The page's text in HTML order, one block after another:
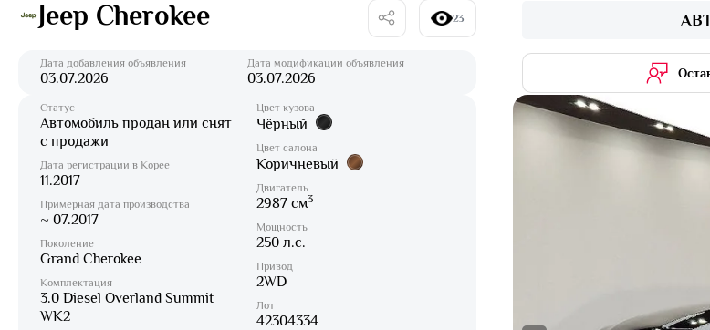
Jeep Cherokee 23
Дата добавления объявления
03.07.2026
Дата модификации объявления
03.07.2026
Статус
Автомобиль продан или снят
с продажи
Дата регистрации в Корее
11.2017
Примерная дата производства
~ 07.2017
Поколение
Grand Cherokee
Комплектация
3.0 Diesel Overland Summit
WK2
Цвет кузова
Чёрный
Цвет салона
Коричневый
Двигатель
2987 см3
Мощность
250 л.с.
Привод
2WD
Лот
42304334